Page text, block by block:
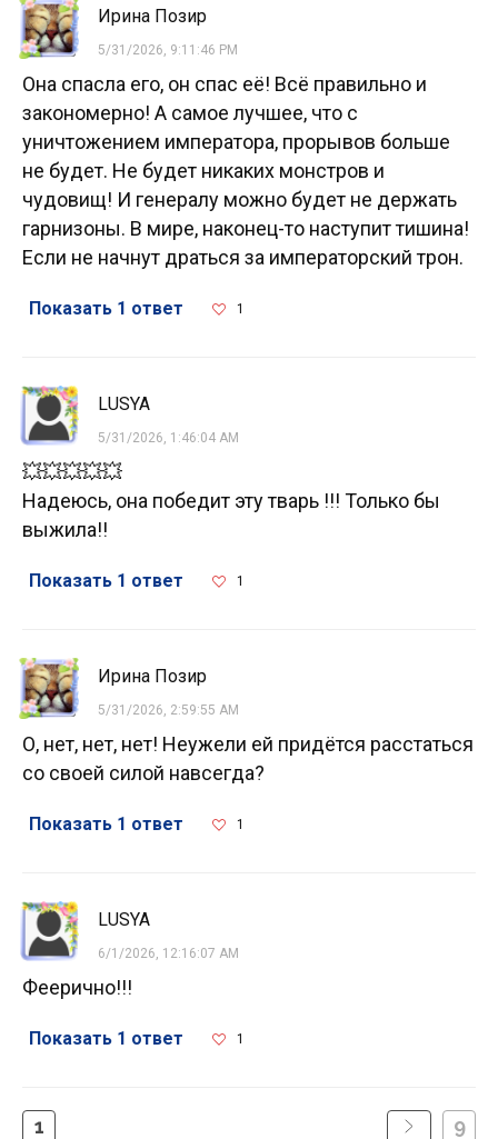
Ирина Позир
5/31/2026, 9:11:46 PM
Она спасла его, он спас её! Всё правильно и
закономерно! А самое лучшее, что с
уничтожением императора, прорывов больше
не будет. Не будет никаких монстров и
чудовищ! И генералу можно будет не держать
гарнизоны. В мире, наконец-то наступит тишина!
Если не начнут драться за императорский трон.
Показать 1 ответ 1
LUSYA
5/31/2026, 1:46:04 AM
💥💥💥💥💥
Надеюсь, она победит эту тварь !!! Только бы
выжила!!
Показать 1 ответ 1
Ирина Позир
5/31/2026, 2:59:55 AM
О, нет, нет, нет! Неужели ей придётся расстаться
со своей силой навсегда?
Показать 1 ответ 1
LUSYA
6/1/2026, 12:16:07 AM
Феерично!!!
Показать 1 ответ 1
1 9